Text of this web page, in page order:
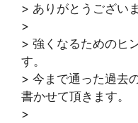
> ありがとうござい
>
> 強くなるためのヒ
す。
> 今まで通った過去
書かせて頂きます。
>